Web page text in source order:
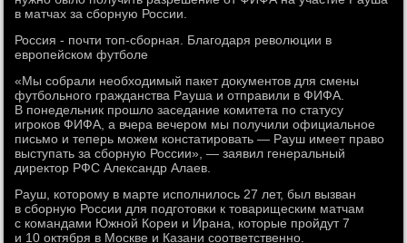
в матчах за сборную России.
Россия - почти топ-сборная. Благодаря революции в
европейском футболе
«Мы собрали необходимый пакет документов для смены
футбольного гражданства Рауша и отправили в ФИФА.
В понедельник прошло заседание комитета по статусу
игроков ФИФА, а вчера вечером мы получили официальное
письмо и теперь можем констатировать — Рауш имеет право
выступать за сборную России», — заявил генеральный
директор РФС Александр Алаев.
Рауш, которому в марте исполнилось 27 лет, был вызван
в сборную России для подготовки к товарищеским матчам
с командами Южной Кореи и Ирана, которые пройдут 7
и 10 октября в Москве и Казани соответственно.